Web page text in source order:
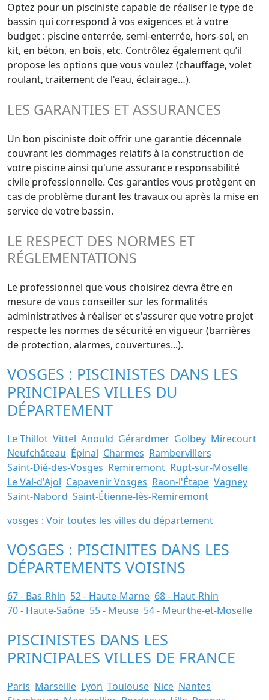
Optez pour un pisciniste capable de réaliser le type de
bassin qui correspond à vos exigences et à votre
budget : piscine enterrée, semi-enterrée, hors-sol, en
kit, en béton, en bois, etc. Contrôlez également qu’il
propose les options que vous voulez (chauffage, volet
roulant, traitement de l'eau, éclairage…).
LES GARANTIES ET ASSURANCES
Un bon pisciniste doit offrir une garantie décennale
couvrant les dommages relatifs à la construction de
votre piscine ainsi qu'une assurance responsabilité
civile professionnelle. Ces garanties vous protègent en
cas de problème durant les travaux ou après la mise en
service de votre bassin.
LE RESPECT DES NORMES ET
RÉGLEMENTATIONS
Le professionnel que vous choisirez devra être en
mesure de vous conseiller sur les formalités
administratives à réaliser et s'assurer que votre projet
respecte les normes de sécurité en vigueur (barrières
de protection, alarmes, couvertures...).
VOSGES : PISCINISTES DANS LES
PRINCIPALES VILLES DU
DÉPARTEMENT
Le Thillot Vittel Anould Gérardmer Golbey Mirecourt
Neufchâteau Épinal Charmes Rambervillers
Saint-Dié-des-Vosges Remiremont Rupt-sur-Moselle
Le Val-d'Ajol Capavenir Vosges Raon-l'Étape Vagney
Saint-Nabord Saint-Étienne-lès-Remiremont
vosges : Voir toutes les villes du département
VOSGES : PISCINITES DANS LES
DÉPARTEMENTS VOISINS
67 - Bas-Rhin 52 - Haute-Marne 68 - Haut-Rhin
70 - Haute-Saône 55 - Meuse 54 - Meurthe-et-Moselle
PISCINISTES DANS LES
PRINCIPALES VILLES DE FRANCE
Paris Marseille Lyon Toulouse Nice Nantes